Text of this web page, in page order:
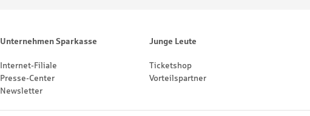
Unternehmen Sparkasse
Internet-Filiale
Presse-Center
Newsletter
Junge Leute
Ticketshop
Vorteilspartner